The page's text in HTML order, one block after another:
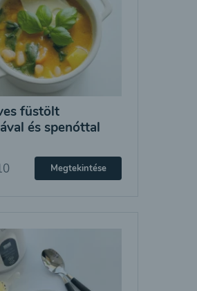
füstölt
és spenóttal
Megtekintése